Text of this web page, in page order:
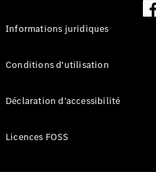
Informations juridiques
Conditions d'utilisation
Déclaration d’accessibilité
Licences FOSS